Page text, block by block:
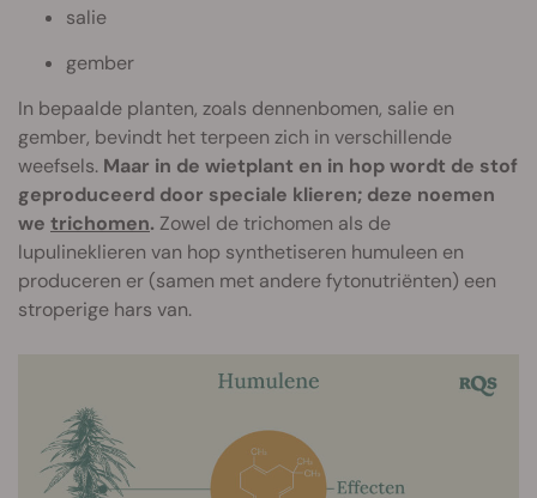
salie
gember
In bepaalde planten, zoals dennenbomen, salie en
gember, bevindt het terpeen zich in verschillende
weefsels. Maar in de wietplant en in hop wordt de stof
geproduceerd door speciale klieren; deze noemen
we trichomen. Zowel de trichomen als de
lupulineklieren van hop synthetiseren humuleen en
produceren er (samen met andere fytonutriënten) een
stroperige hars van.